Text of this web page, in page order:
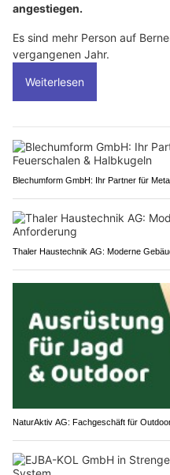
angestiegen.
Es sind mehr Person auf
vergangenen Jahr.
Weiterlesen
Blechumform GmbH: Ihr Partner für
Thaler Haustechnik AG: Moderne
NaturAktiv AG: Fachgeschäft für